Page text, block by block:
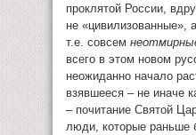
проклятой России,
не «цивилизованные»,
т.е. совсем
всего в этом новом
неожиданно начало
взявшееся – не иначе
– почитание Святой
люди, которые раньше